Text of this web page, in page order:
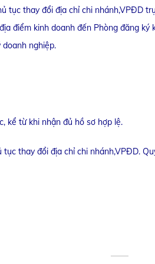
tục thay đổi địa chỉ chi nhánh,VPĐD
điểm kinh doanh đến Phòng đăng
nghiệp.
kể từ khi nhận đủ hồ sơ hợp lệ.
thay đổi địa chỉ chi nhánh,VPĐD.